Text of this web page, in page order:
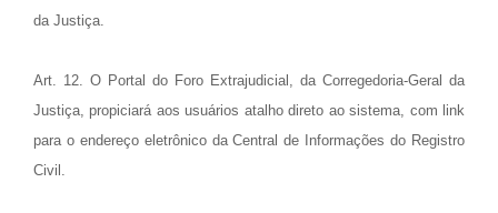
da Justiça.
Art. 12. O Portal do Foro Extrajudicial, da Corregedoria-Geral da
Justiça, propiciará aos usuários atalho direto ao sistema, com link
para o endereço eletrônico da Central de Informações do Registro
Civil.